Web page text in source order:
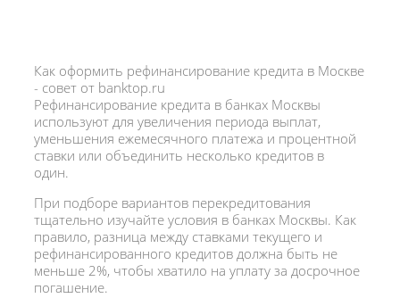
Как оформить рефинансирование кредита в Москве
- совет от banktop.ru
Рефинансирование кредита в банках Москвы
используют для увеличения периода выплат,
уменьшения ежемесячного платежа и процентной
ставки или объединить несколько кредитов в
один.
При подборе вариантов перекредитования
тщательно изучайте условия в банках Москвы. Как
правило, разница между ставками текущего и
рефинансированного кредитов должна быть не
меньше 2%, чтобы хватило на уплату за досрочное
погашение.